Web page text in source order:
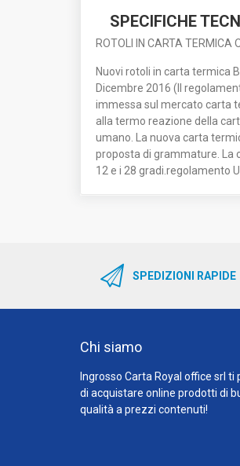
SPECIFICHE
ROTOLI IN CARTA TERMICA
Nuovi rotoli in carta termica
Dicembre 2016 (Il
immessa sul mercato carta
alla termo reazione della
umano. La nuova carta
proposta di grammature. La
12 e i 28 gradi.regolamento
SPEDIZIONI RAPIDE
Chi siamo
Ingrosso Carta Royal office srl ti
di acquistare online prodotti di
qualità a prezzi contenuti!